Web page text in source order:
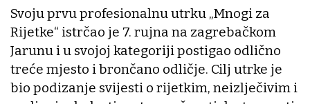
Svoju prvu profesionalnu utrku „Mnogi za
Rijetke“ istrčao je 7. rujna na zagrebačkom
Jarunu i u svojoj kategoriji postigao odlično
treće mjesto i brončano odličje. Cilj utrke je
bio podizanje svijesti o rijetkim, neizlječivim i